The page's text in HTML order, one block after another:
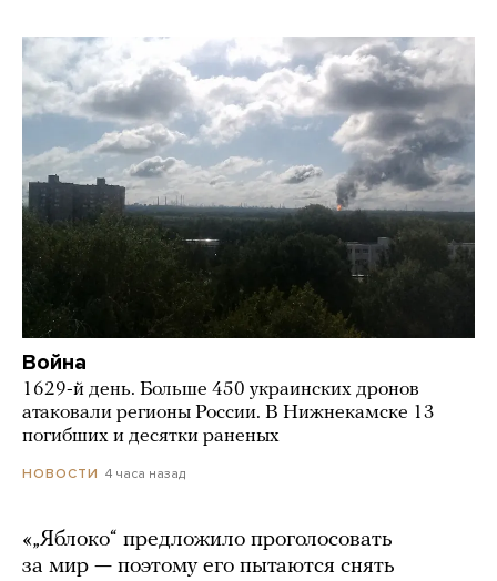
Война
1629-й день. Больше 450 украинских дронов
атаковали регионы России. В Нижнекамске 13
погибших и десятки раненых
НОВОСТИ 4 часа назад
«„Яблоко“ предложило проголосовать
за мир — поэтому его пытаются снять